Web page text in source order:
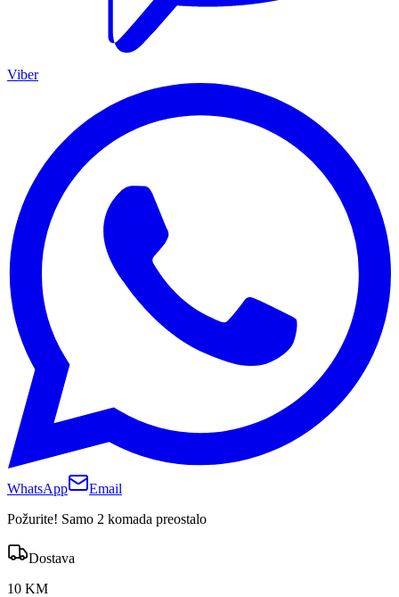
Viber
WhatsApp
Email
Požurite! Samo 2 komada preostalo
Dostava
10 KM